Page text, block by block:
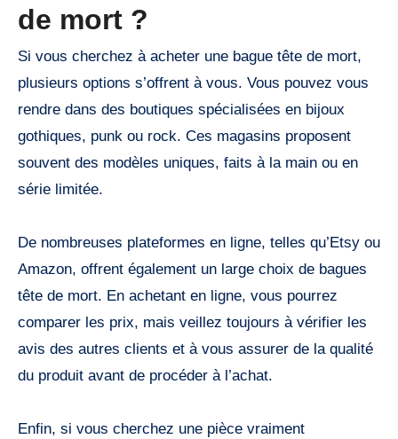
de mort ?
Si vous cherchez à acheter une bague tête de mort,
plusieurs options s’offrent à vous. Vous pouvez vous
rendre dans des boutiques spécialisées en bijoux
gothiques, punk ou rock. Ces magasins proposent
souvent des modèles uniques, faits à la main ou en
série limitée.
De nombreuses plateformes en ligne, telles qu’Etsy ou
Amazon, offrent également un large choix de bagues
tête de mort. En achetant en ligne, vous pourrez
comparer les prix, mais veillez toujours à vérifier les
avis des autres clients et à vous assurer de la qualité
du produit avant de procéder à l’achat.
Enfin, si vous cherchez une pièce vraiment